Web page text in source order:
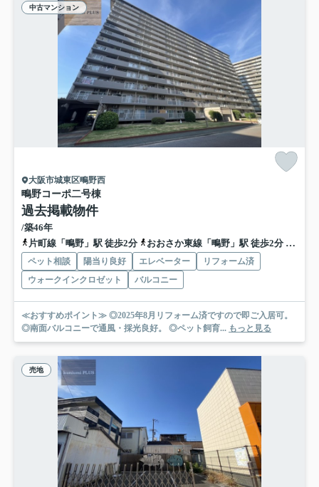
中古マンション
大阪市城東区鴫野西
鴫野コーポ二号棟
過去掲載物件
/築46年
片町線「鴫野」駅 徒歩2分
おおさか東線「鴫野」駅 徒歩2分 地下
ペット相談 陽当り良好 エレベーター
リフォーム済
ウォークインクロゼット
バルコニー
≪おすすめポイント≫ ◎2025年8月リフォーム済ですので即ご入居可。
◎南面バルコニーで通風・採光良好。 ◎ペット飼育... もっと見る
売地